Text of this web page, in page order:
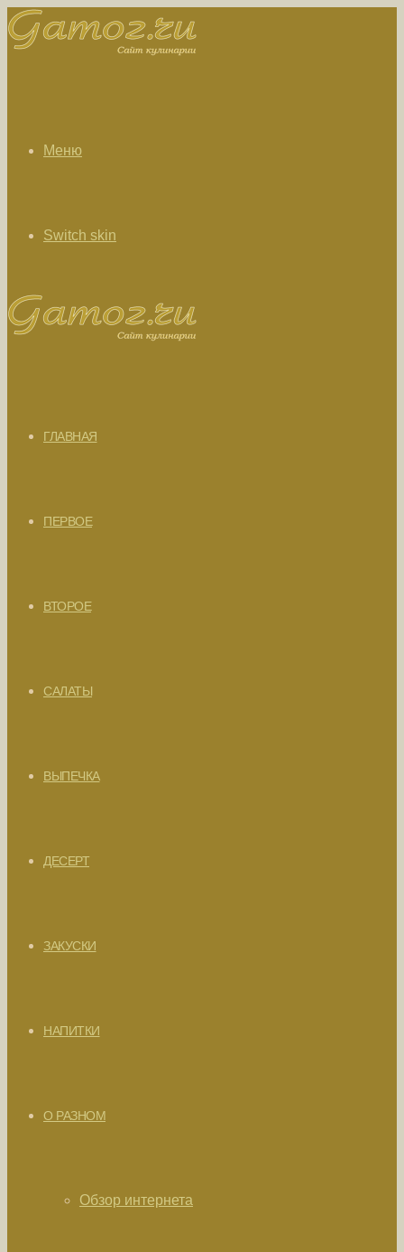
Меню
Switch skin
ГЛАВНАЯ
ПЕРВОЕ
ВТОРОЕ
САЛАТЫ
ВЫПЕЧКА
ДЕСЕРТ
ЗАКУСКИ
НАПИТКИ
О РАЗНОМ
Обзор интернета